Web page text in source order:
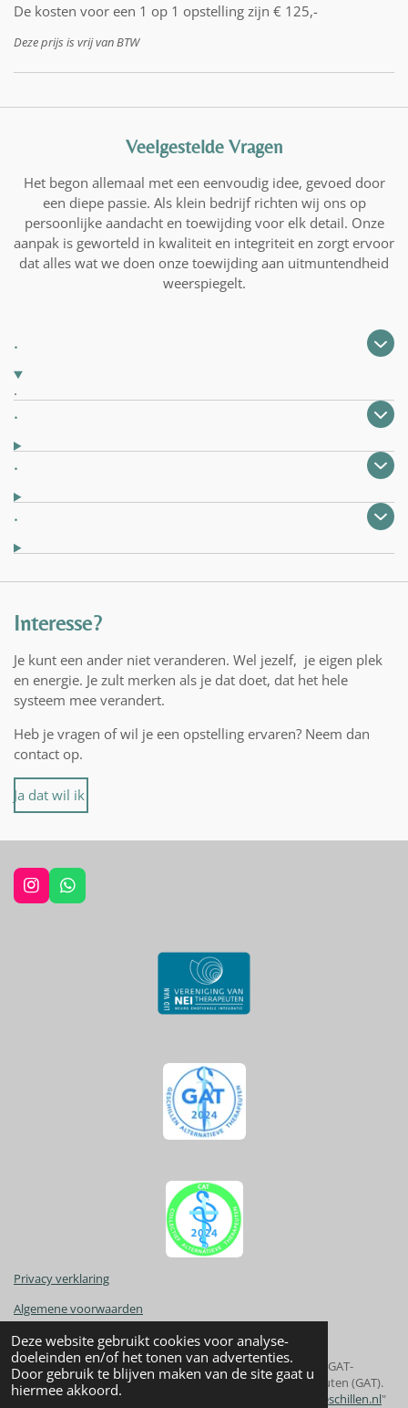
Deze website gebruikt cookies voor analyse-
doeleinden en/of het tonen van advertenties.
Door gebruik te blijven maken van de site gaat u
hiermee akkoord.
De kosten voor een 1 op 1 opstelling zijn € 125,-
Deze prijs is vrij van BTW
Veelgestelde Vragen
Het begon allemaal met een eenvoudig idee, gevoed door
een diepe passie. Als klein bedrijf richten wij ons op
persoonlijke aandacht en toewijding voor elk detail. Onze
aanpak is geworteld in kwaliteit en integriteit en zorgt ervoor
dat alles wat we doen onze toewijding aan uitmuntendheid
weerspiegelt.
.
.
.
.
.
Interesse?
Je kunt een ander niet veranderen. Wel jezelf, je eigen plek
en energie. Je zult merken als je dat doet, dat het hele
systeem mee verandert.
Heb je vragen of wil je een opstelling ervaren? Neem dan
contact op.
Ja dat wil ik
I
n
W
h
Privacy verklaring
Algemene voorwaarden
"Ik val als CAT-therapeut onder GAT-Wkkgz klachtrecht en GAT-
tuchtrecht bij de Geschilleninstantie Alternatieve Therapeuten (GAT).
Voor meer informatie over mijn klachtenregeling zie:
gatgeschillen.nl"